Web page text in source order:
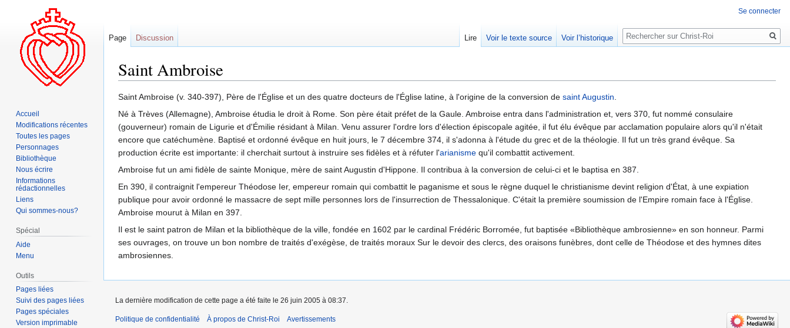
Saint Ambroise
Aller
à
la
Aller
à
la
Saint Ambroise (v. 340-397), Père de l'Église et un des quatre docteurs de l'Église latine, à l'origine de la conversion de saint Augustin.
Né à Trèves (Allemagne), Ambroise étudia le droit à Rome. Son père était préfet de la Gaule. Ambroise entra dans l'administration et, vers 370, fut nommé consulaire
(gouverneur) romain de Ligurie et d'Émilie résidant à Milan. Venu assurer l'ordre lors d'élection épiscopale agitée, il fut élu évêque par acclamation populaire alors qu'il n'était
encore que catéchumène. Baptisé et ordonné évêque en huit jours, le 7 décembre 374, il s'adonna à l'étude du grec et de la théologie. Il fut un très grand évêque. Sa
production écrite est importante: il cherchait surtout à instruire ses fidèles et à réfuter l'arianisme qu'il combattit activement.
Ambroise fut un ami fidèle de sainte Monique, mère de saint Augustin d'Hippone. Il contribua à la conversion de celui-ci et le baptisa en 387.
En 390, il contraignit l'empereur Théodose Ier, empereur romain qui combattit le paganisme et sous le règne duquel le christianisme devint religion d'État, à une expiation
publique pour avoir ordonné le massacre de sept mille personnes lors de l'insurrection de Thessalonique. C'était la première soumission de l'Empire romain face à l'Église.
Ambroise mourut à Milan en 397.
Il est le saint patron de Milan et la bibliothèque de la ville, fondée en 1602 par le cardinal Frédéric Borromée, fut baptisée «Bibliothèque ambrosienne» en son honneur. Parmi
ses ouvrages, on trouve un bon nombre de traités d'exégèse, de traités moraux Sur le devoir des clercs, des oraisons funèbres, dont celle de Théodose et des hymnes dites
ambrosiennes.
Se connecter
Page Discussion Lire Voir le texte source Voir l’historique
Rechercher
Accueil
Modifications récentes
Toutes les pages
Personnages
Bibliothèque
Nous écrire
Informations
rédactionnelles
Liens
Qui sommes-nous?
Spécial
Aide
Menu
Outils
Pages liées
Suivi des pages liées
Pages spéciales
Version imprimable
La dernière modification de cette page a été faite le 26 juin 2005 à 08:37.
Politique de confidentialité À propos de Christ-Roi Avertissements